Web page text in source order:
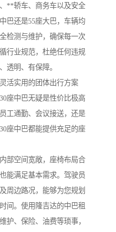
**轿车、商务车以及安全
巴还是55座大巴，车辆均
检测与维护，确保每一次
行业规范，杜绝任何违规
透明、有保障。
活实用的团体出行方案
座中巴无疑是性价比极高
工通勤、会议接送，还是
座中巴都能提供充足的座
部空间宽敞，座椅布局合
能满足基本需求。驾驶员
周边路况，能够为您规划
间。使用隆吉达的中巴租
护、保险、油费等琐事，